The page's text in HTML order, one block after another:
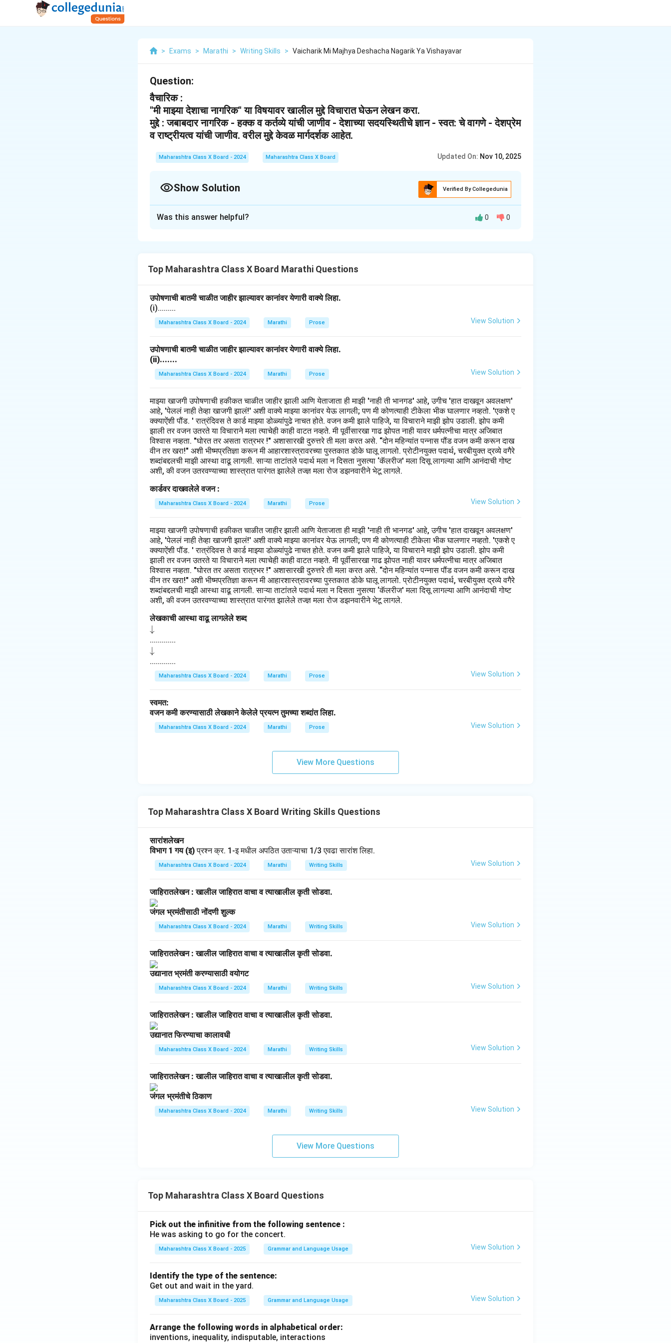
> Exams > Marathi > Writing Skills > Vaicharik Mi Majhya Deshacha Nagarik Ya Vishayavar
Question:
वैचारिक :
"मी माझ्या देशाचा नागरिक" या विषयावर खालील मुद्दे विचारात घेऊन लेखन करा.
मुद्दे : जबाबदार नागरिक - हक्क व कर्तव्ये यांची जाणीव - देशाच्या सदयस्थितीचे ज्ञान - स्वत: चे वागणे - देशप्रेम
व राष्ट्रीयत्व यांची जाणीव. वरील मुद्दे केवळ मार्गदर्शक आहेत.
Maharashtra Class X Board - 2024 Maharashtra Class X Board Updated On: Nov 10, 2025
Show Solution Verified By Collegedunia
देशाच्या सदयस्थितीचे ज्ञान असणे, हे प्रत्येक नागरिकासाठी आवश्यक आहे. मला माझ्या देशातील सामाजिक, आर्थिक, आणि
आपली परिस्थिती समजून कर्तव्य पार करणे, हे देशाच्या प्रगतीसाठी महत्त्वाचे आहे.
माझे वागणे देखील देशप्रेमाचे प्रतीक असावे लागते. एक नागरिक म्हणून, मी समाजातील नियमांचे पालन करणे, इतरांची मदत करणे
देशप्रेम आणि राष्ट्रीयत्वाची जाणीव प्रत्येक नागरिकात असावी. देशप्रेम हे केवळ शब्दांतून किंवा उत्सवांतून व्यक्त होऊ शकत
नाही, तर ते आपल्या प्रत्यक्ष वागणुकीतून आणि दायित्वाच्या पारायणातून दिसले पाहिजे. जर प्रत्येक नागरिक देशप्रेमाच्या भावना
ठेवून वागला, तर निश्चितच देशात एक आदर्श नागरिकांची फळी तयार होईल.
Download Solution in PDF
Was this answer helpful? 0 0
Top Maharashtra Class X Board Marathi Questions
उपोषणाची बातमी चाळीत जाहीर झाल्यावर कानांवर येणारी वाक्ये लिहा.
(i).........
Maharashtra Class X Board - 2024 Marathi Prose View Solution
उपोषणाची बातमी चाळीत जाहीर झाल्यावर कानांवर येणारी वाक्ये लिहा.
(ii).......
Maharashtra Class X Board - 2024 Marathi Prose View Solution
माझ्या खाजगी उपोषणाची हकीकत चाळीत जाहीर झाली आणि येताजाता ही माझी 'नाही ती भानगड' आहे, उगीच 'हात दाखवून अवलक्षण'
आहे, 'पेललं नाही तेव्हा खाजगी झालं!' अशी वाक्ये माझ्या कानांवर येऊ लागली; पण मी कोणत्याही टीकेला भीक घालणार नव्हतो. 'एकशे ए
क्क्याऐंशी पौंड. ' रात्रंदिवस ते कार्ड माझ्या डोळ्यांपुढे नाचत होते. वजन कमी झाले पाहिजे, या विचाराने माझी झोप उडाली. झोप कमी
झाली तर वजन उतरते या विचाराने मला त्याचेही काही वाटत नव्हते. मी पूर्वीसारखा गाढ झोपत नाही यावर धर्मपत्नीचा मात्र अजिबात
विश्वास नव्हता. "घोरत तर असता रात्रभर !" अशासारखी दुरुत्तरे ती मला करत असे. “दोन महिन्यांत पन्नास पौंड वजन कमी करून दाख
वीन तर खरा!" अशी भीष्मप्रतिज्ञा करून मी आहारशास्त्रावरच्या पुस्तकात डोके घालू लागलो. प्रोटीनयुक्त पदार्थ, चरबीयुक्त द्रव्ये वगैरे
शब्दांबद्दलची माझी आस्था वाढू लागली. साऱ्या ताटांतले पदार्थ मला न दिसता नुसत्या ‘कॅलरीज' मला दिसू लागल्या आणि आनंदाची गोष्ट
अशी, की वजन उतरवण्याच्या शास्त्रात पारंगत झालेले तज्ज्ञ मला रोज डझनवारीने भेटू लागले.
कार्डवर दाखवलेले वजन :
Maharashtra Class X Board - 2024 Marathi Prose View Solution
माझ्या खाजगी उपोषणाची हकीकत चाळीत जाहीर झाली आणि येताजाता ही माझी 'नाही ती भानगड' आहे, उगीच 'हात दाखवून अवलक्षण'
आहे, 'पेललं नाही तेव्हा खाजगी झालं!' अशी वाक्ये माझ्या कानांवर येऊ लागली; पण मी कोणत्याही टीकेला भीक घालणार नव्हतो. 'एकशे ए
क्क्याऐंशी पौंड. ' रात्रंदिवस ते कार्ड माझ्या डोळ्यांपुढे नाचत होते. वजन कमी झाले पाहिजे, या विचाराने माझी झोप उडाली. झोप कमी
झाली तर वजन उतरते या विचाराने मला त्याचेही काही वाटत नव्हते. मी पूर्वीसारखा गाढ झोपत नाही यावर धर्मपत्नीचा मात्र अजिबात
विश्वास नव्हता. "घोरत तर असता रात्रभर !" अशासारखी दुरुत्तरे ती मला करत असे. “दोन महिन्यांत पन्नास पौंड वजन कमी करून दाख
वीन तर खरा!" अशी भीष्मप्रतिज्ञा करून मी आहारशास्त्रावरच्या पुस्तकात डोके घालू लागलो. प्रोटीनयुक्त पदार्थ, चरबीयुक्त द्रव्ये वगैरे
शब्दांबद्दलची माझी आस्था वाढू लागली. साऱ्या ताटांतले पदार्थ मला न दिसता नुसत्या ‘कॅलरीज' मला दिसू लागल्या आणि आनंदाची गोष्ट
अशी, की वजन उतरवण्याच्या शास्त्रात पारंगत झालेले तज्ज्ञ मला रोज डझनवारीने भेटू लागले.
लेखकाची आस्था वाढू लागलेले शब्द
\d
o
w
na
rr
w
↓
.............
\d
o
w
na
o
w
↓
.............
Maharashtra Class X Board - 2024 Marathi Prose View Solution
स्वमत:
वजन कमी करण्यासाठी लेखकाने केलेले प्रयत्न तुमच्या शब्दांत लिहा.
Maharashtra Class X Board - 2024 Marathi Prose View Solution
View More Questions
Top Maharashtra Class X Board Writing Skills Questions
सारांशलेखन
विभाग 1 गय (इ)प्रश्न क्र. 1-इ मधील अपठित उताऱ्याचा 1/3 एवढा सारांश लिहा.
Maharashtra Class X Board - 2024 Marathi Writing Skills View Solution
जाहिरातलेखन : खालील जाहिरात वाचा व त्याखालील कृती सोडवा.
जंगल भ्रमंतीसाठी नोंदणी शुल्क
Maharashtra Class X Board - 2024 Marathi Writing Skills View Solution
जाहिरातलेखन : खालील जाहिरात वाचा व त्याखालील कृती सोडवा.
उद्यानात भ्रमंती करण्यासाठी वयोगट
Maharashtra Class X Board - 2024 Marathi Writing Skills View Solution
जाहिरातलेखन : खालील जाहिरात वाचा व त्याखालील कृती सोडवा.
उद्यानात फिरण्याचा कालावधी
Maharashtra Class X Board - 2024 Marathi Writing Skills View Solution
जाहिरातलेखन : खालील जाहिरात वाचा व त्याखालील कृती सोडवा.
जंगल भ्रमंतीचे ठिकाण
Maharashtra Class X Board - 2024 Marathi Writing Skills View Solution
View More Questions
Top Maharashtra Class X Board Questions
Pick out the infinitive from the following sentence :
He was asking to go for the concert.
Maharashtra Class X Board - 2025 Grammar and Language Usage View Solution
Identify the type of the sentence:
Get out and wait in the yard.
Maharashtra Class X Board - 2025 Grammar and Language Usage View Solution
Arrange the following words in alphabetical order:
inventions, inequality, indisputable, interactions